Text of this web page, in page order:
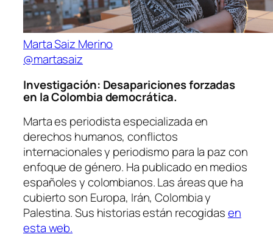
Marta Saiz Merino
@martasaiz
Investigación: Desapariciones forzadas
en la Colombia democrática.
Marta es periodista especializada en
derechos humanos, conflictos
internacionales y periodismo para la paz con
enfoque de género. Ha publicado en medios
españoles y colombianos. Las áreas que ha
cubierto son Europa, Irán, Colombia y
Palestina. Sus historias están recogidasen
esta web.